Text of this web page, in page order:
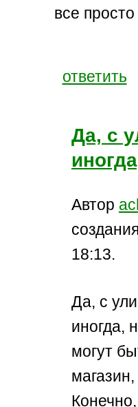
все просто
ответить
Да, с
Автор
18:13.
Да, с
иногда,
могут